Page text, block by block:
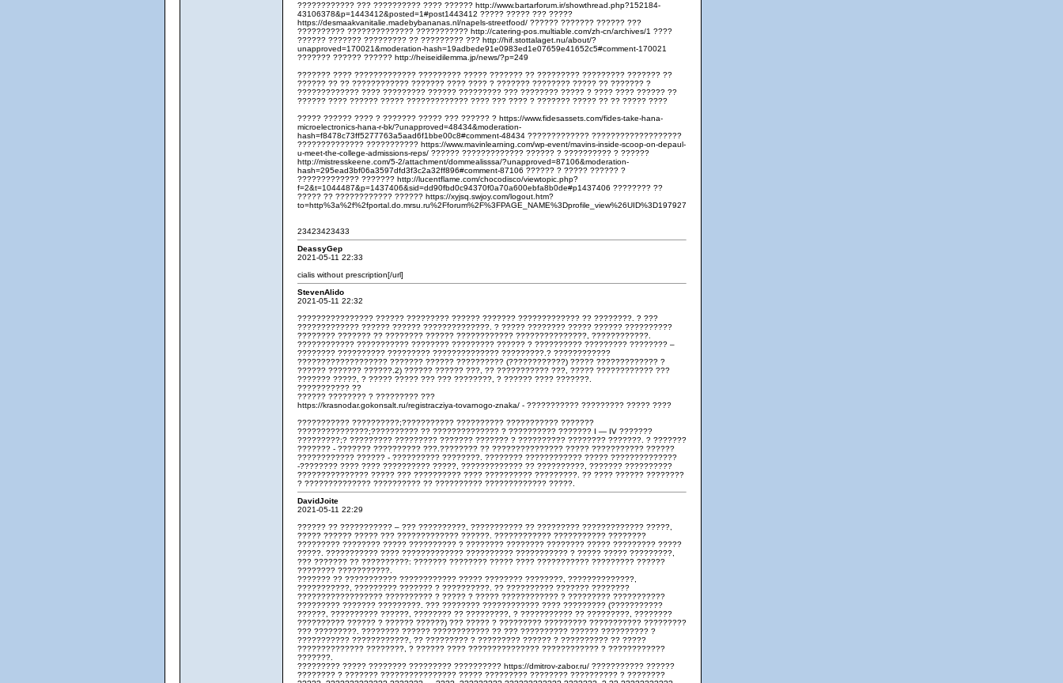
???????????? ??? ?????????? ???? ?????? http://www.bartarforum.ir/showthread.php?152184-
43106378&p=1443412&posted=1#post1443412 ????? ????? ??? ?????
https://desmaakvanitalie.madebybananas.nl/napels-streetfood/ ?????? ??????? ?????? ???
?????????? ?????????????? ??????????? http://catering-pos.multiable.com/zh-cn/archives/1 ????
?????? ??????? ????????? ?? ????????? ??? http://hif.stottalaget.nu/about/?
unapproved=170021&moderation-hash=19adbede91e0983ed1e07659e41652c5#comment-170021
??????? ?????? ?????? http://heiseidilemma.jp/news/?p=249
??????? ???? ????????????? ????????? ????? ??????? ?? ????????? ????????? ??????? ??
?????? ?? ?? ???????????? ??????? ???? ???? ? ??????? ???????? ????? ?? ??????? ?
????????????? ???? ????????? ?????? ????????? ??? ???????? ????? ? ???? ???? ?????? ??
?????? ???? ?????? ????? ????????????? ???? ??? ???? ? ??????? ????? ?? ?? ????? ????
????? ?????? ???? ? ??????? ????? ??? ?????? ? https://www.fidesassets.com/fides-take-hana-
microelectronics-hana-r-bk/?unapproved=48434&moderation-
hash=f8478c73ff5277763a5aad6f1bbe00c8#comment-48434 ????????????? ???????????????????
?????????????? ??????????? https://www.mavinlearning.com/wp-event/mavins-inside-scoop-on-depaul-
u-meet-the-college-admissions-reps/ ?????? ????????????? ?????? ? ?????????? ? ??????
http://mistresskeene.com/5-2/attachment/dommealisssa/?unapproved=87106&moderation-
hash=295ead3bf06a3597dfd3f3c2a32ff896#comment-87106 ?????? ? ????? ?????? ?
????????????? ??????? http://lucentflame.com/chocodisco/viewtopic.php?
f=2&t=1044487&p=1437406&sid=dd90fbd0c94370f0a70a600ebfa8b0de#p1437406 ???????? ??
????? ?? ???????????? ?????? https://xyjsq.swjoy.com/logout.htm?
to=http%3a%2f%2fportal.do.mrsu.ru%2Fforum%2F%3FPAGE_NAME%3Dprofile_view%26UID%3D197927
23423423433
DeassyGep
2021-05-11 22:33
cialis without prescription[/url]
StevenAlido
2021-05-11 22:32
???????????????? ?????? ????????? ?????? ??????? ????????????? ?? ????????. ? ???
????????????? ?????? ?????? ??????????????. ? ????? ???????? ????? ?????? ??????????
???????? ??????? ?? ???????? ?????? ???????????? ???????????????, ????????????.
???????????? ??????????? ???????? ????????? ?????? ? ?????????? ????????? ???????? –
???????? ?????????? ????????? ?????????????? ?????????.? ????????????
??????????????????? ??????? ?????? ?????????? (????????????) ????? ????????????? ?
?????? ??????? ??????.2) ?????? ?????? ???, ?? ??????????? ???, ????? ???????????? ???
??????? ?????, ? ????? ????? ??? ??? ????????, ? ?????? ???? ???????.
??????????? ??
?????? ???????? ? ????????? ???
https://krasnodar.gokonsalt.ru/registracziya-tovarnogo-znaka/ - ??????????? ????????? ????? ????
??????????? ??????????;??????????? ?????????? ??????????? ???????
???????????????;?????????? ?? ?????????????? ? ?????????? ??????? I — IV ???????
?????????;? ????????? ????????? ??????? ??????? ? ?????????? ???????? ???????. ? ???????
??????? - ??????? ?????????? ???.???????? ?? ??????????????? ????? ??????????? ??????
???????????? ?????? - ?????????? ????????. ???????? ???????????? ????? ??????????????
-???????? ???? ???? ?????????? ?????, ????????????? ?? ??????????, ??????? ??????????
??????????????? ????? ??? ?????????? ???? ?????????? ?????????. ?? ???? ?????? ????????
? ?????????????? ?????????? ?? ?????????? ????????????? ?????.
DavidJoite
2021-05-11 22:29
?????? ?? ??????????? – ??? ??????????, ??????????? ?? ????????? ????????????? ?????,
????? ?????? ????? ??? ????????????? ??????. ???????????? ??????????? ????????
????????? ???????? ????? ?????????? ? ???????? ???????? ???????? ????? ????????? ?????
?????. ??????????? ???? ????????????? ?????????? ??????????? ? ????? ????? ?????????,
??? ??????? ?? ??????????: ??????? ???????? ????? ???? ??????????? ????????? ??????
???????? ???????????.
??????? ?? ??????????? ???????????? ????? ???????? ????????, ??????????????,
???????????, ????????? ??????? ? ??????????. ?? ?????????? ??????? ????????
?????????????????? ?????????? ? ????? ? ????? ???????????? ? ????????? ???????????
????????? ??????? ?????????. ??? ???????? ???????????? ???? ????????? (???????????
??????, ?????????? ??????, ???????? ?? ?????????, ? ??????????? ?? ?????????, ????????
?????????? ?????? ? ?????? ??????) ??? ????? ? ????????? ????????? ??????????? ?????????
??? ?????????. ???????? ?????? ???????????? ?? ??? ?????????? ?????? ?????????? ?
??????????? ????????????, ?? ????????? ? ????????? ?????? ? ?????????? ?? ?????
?????????????? ????????, ? ?????? ???? ??????????????? ???????????? ? ????????????
???????.
????????? ????? ???????? ????????? ?????????? https://dmitrov-zabor.ru/ ??????????? ??????
???????? ? ??????? ???????????????? ????? ????????? ???????? ?????????? ? ????????